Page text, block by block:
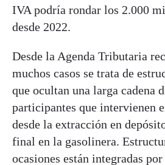
IVA podría rondar los 2.000
desde 2022.
Desde la Agenda Tributaria
muchos casos se trata de
que ocultan una larga cadena
participantes que intervienen
desde la extracción en
final en la gasolinera.
ocasiones están integradas